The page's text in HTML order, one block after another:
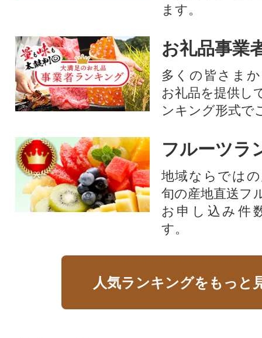
ます。
お礼品事業
多くの皆さま
お礼品を提供し
ンキング形式で
フルーツラ
地域ならでは
旬の産地直送フ
お申し込み件
す。
人気ランキングをもっと